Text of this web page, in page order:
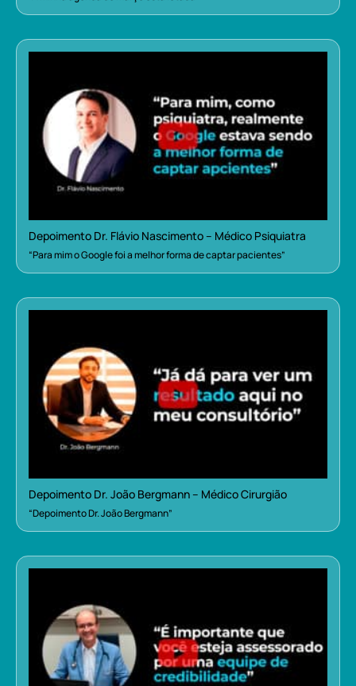
Depoimento Dr. Flávio Nascimento – Médico Psiquiatra
“Para mim o Google foi a melhor forma de captar pacientes”
Depoimento Dr. João Bergmann – Médico Cirurgião
“Depoimento Dr. João Bergmann”